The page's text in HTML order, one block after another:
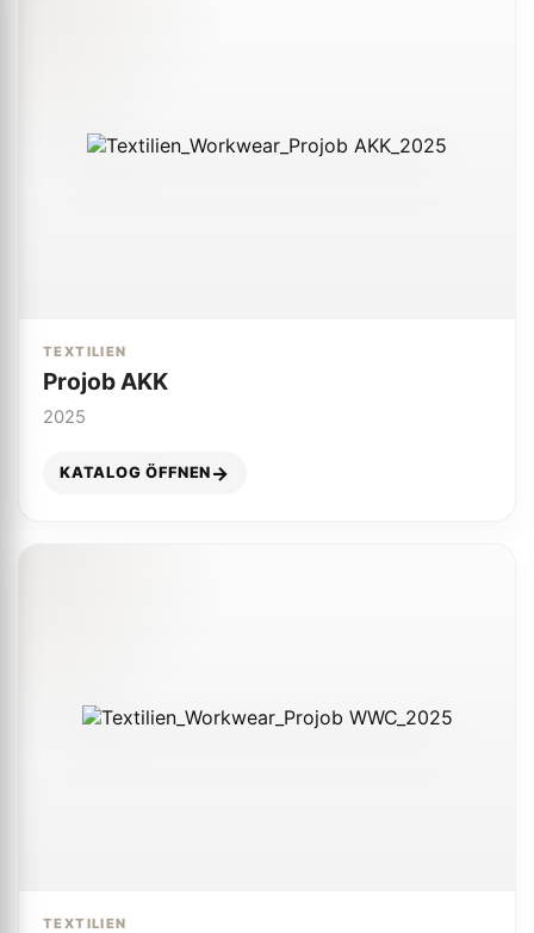
TEXTILIEN
Projob AKK
2025
KATALOG ÖFFNEN
TEXTILIEN